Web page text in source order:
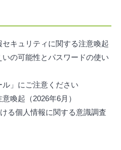
キュリティに関する注意喚起
の可能性とパスワードの使い
ル」にご注意ください
喚起（2026年6月）
る個人情報に関する意識調査